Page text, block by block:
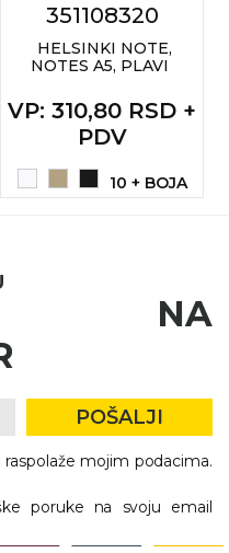
351108320
HELSINKI NOTE,
NOTES A5, PLAVI
VP: 310,80 RSD +
PDV
10 + BOJA
NA
POŠALJI
mojim podacima.
poruke na svoju email